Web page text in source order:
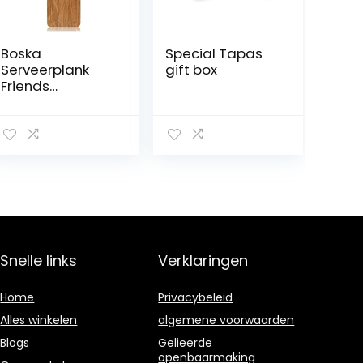
Boska
Serveerplank
Friends
cm/hout/bruin /
Special Tapas
gift box
Snelle links
Home
Alles winkelen
Blogs
Verklaringen
Privacybeleid
algemene voorwaarden
Gelieerde
openbaarmaking